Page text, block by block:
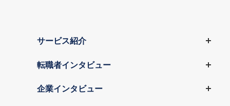
サービス紹介
転職者インタビュー
企業インタビュー